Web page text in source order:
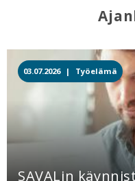
03.07.2026 | Työelämä
SAVALin